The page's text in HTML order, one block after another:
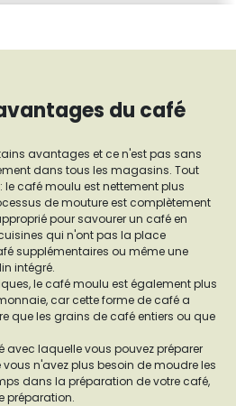
du café
avantages et ce n'est pas sans
dans tous les magasins. Tout
le café moulu est nettement plus
de mouture est complètement
pour savourer un café en
qui n'ont pas la place
supplémentaires ou même une
intégré.
le café moulu est également plus
car cette forme de café a
que les grains de café entiers ou que
avec laquelle vous pouvez préparer
n'avez plus besoin de moudre les
dans la préparation de votre café,
préparation.